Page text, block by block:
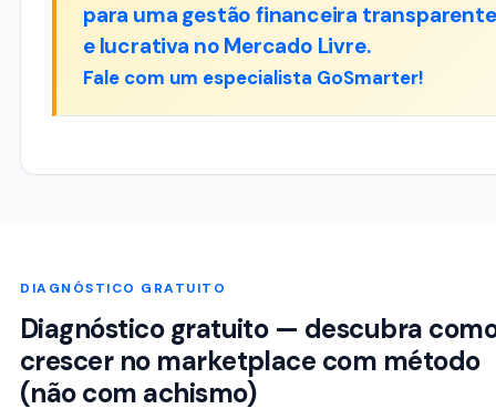
para uma gestão financeira transparente
e lucrativa no Mercado Livre.
Fale com um especialista GoSmarter!
DIAGNÓSTICO GRATUITO
Diagnóstico gratuito — descubra
crescer no marketplace com método
(não com achismo)